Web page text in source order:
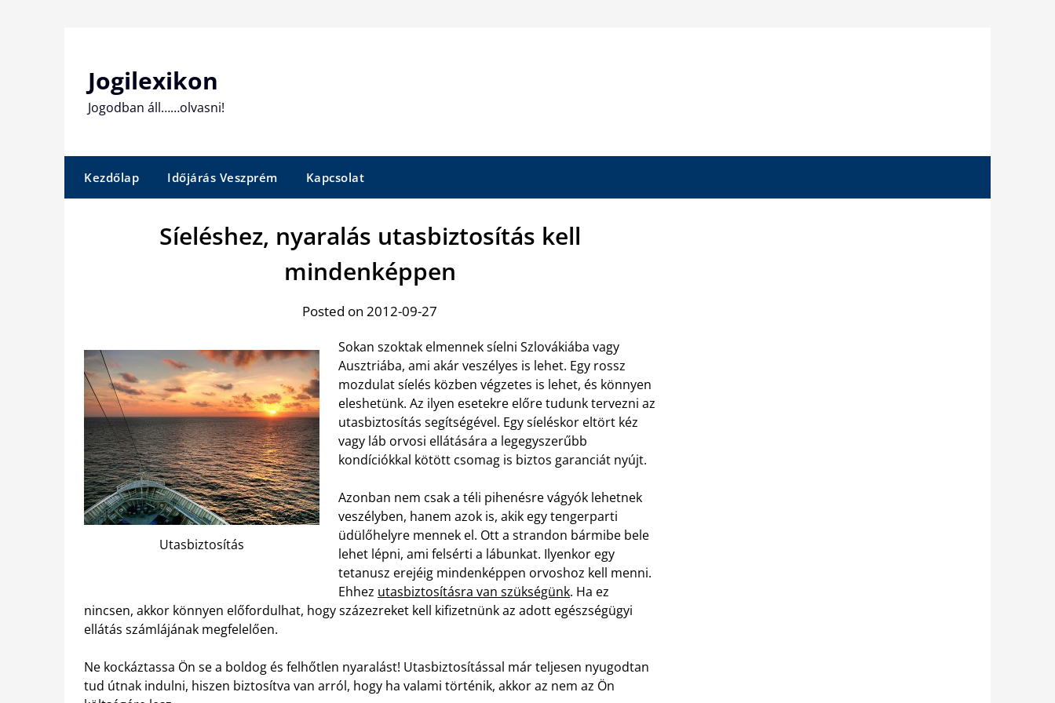
Jogilexikon
Jogodban áll……olvasni!
Kezdőlap Időjárás Veszprém Kapcsolat
Síeléshez, nyaralás utasbiztosítás kell
mindenképpen
Posted on 2012-09-27
Utasbiztosítás
Sokan szoktak elmennek síelni Szlovákiába vagy
Ausztriába, ami akár veszélyes is lehet. Egy rossz
mozdulat síelés közben végzetes is lehet, és könnyen
eleshetünk. Az ilyen esetekre előre tudunk tervezni az
utasbiztosítás segítségével. Egy síeléskor eltört kéz
vagy láb orvosi ellátására a legegyszerűbb
kondíciókkal kötött csomag is biztos garanciát nyújt.
Azonban nem csak a téli pihenésre vágyók lehetnek
veszélyben, hanem azok is, akik egy tengerparti
üdülőhelyre mennek el. Ott a strandon bármibe bele
lehet lépni, ami felsérti a lábunkat. Ilyenkor egy
tetanusz erejéig mindenképpen orvoshoz kell menni.
Ehhez utasbiztosításra van szükségünk. Ha ez
nincsen, akkor könnyen előfordulhat, hogy százezreket kell kifizetnünk az adott egészségügyi
ellátás számlájának megfelelően.
Ne kockáztassa Ön se a boldog és felhőtlen nyaralást! Utasbiztosítással már teljesen nyugodtan
tud útnak indulni, hiszen biztosítva van arról, hogy ha valami történik, akkor az nem az Ön